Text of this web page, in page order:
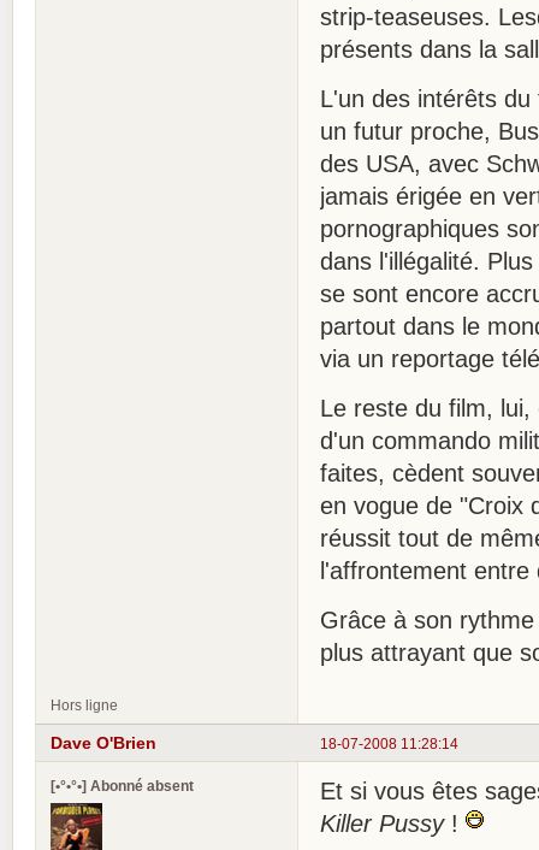
strip-teaseuses.
présents dans la
L'un des intérêts
un futur proche,
des USA, avec
jamais érigée en
pornographiques
dans l'illégalité.
se sont encore
partout dans le
via un reportage
Le reste du film,
d'un commando
faites, cèdent
en vogue de "Croix
réussit tout de
l'affrontement
Grâce à son
plus attrayant que
Hors ligne
18-07-2008 11:28:14
Dave O'Brien
[•°•°•] Abonné absent
Et si vous êtes
Killer Pussy!